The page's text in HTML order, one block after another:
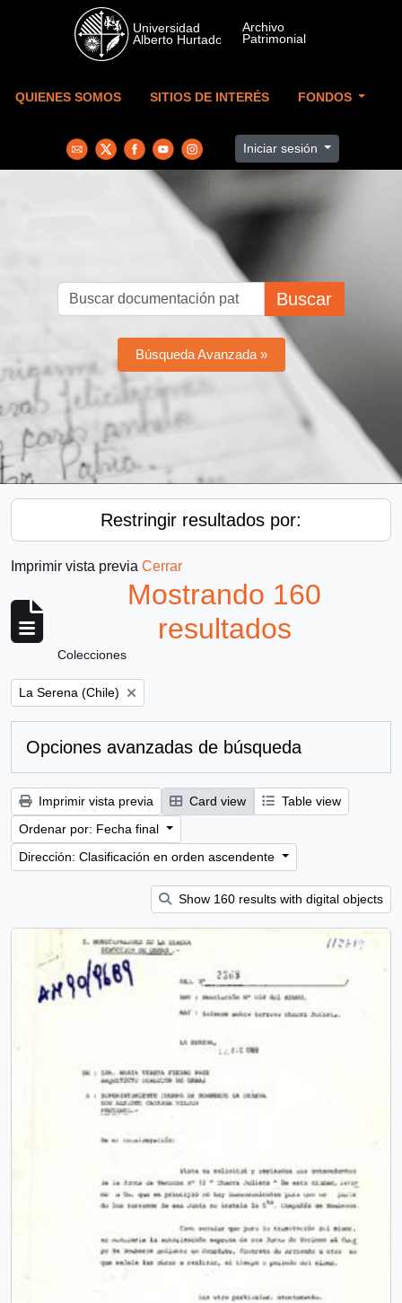
Skip to main content
QUIENES SOMOS SITIOS DE INTERÉS FONDOS
Iniciar sesión
Buscar
Búsqueda Avanzada »
Restringir resultados por:
Imprimir vista previa Cerrar
Mostrando 160
resultados
Colecciones
Remove filter:
La Serena (Chile)
Opciones avanzadas de búsqueda
Imprimir vista previa Card view
Table view
Ordenar por: Fecha final
Dirección: Clasificación en orden ascendente
Show 160 results with digital objects